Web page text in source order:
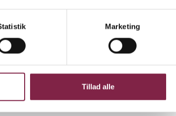
Marketing
Tillad alle
ikke tage ud med
situationer med
at deltage i sin